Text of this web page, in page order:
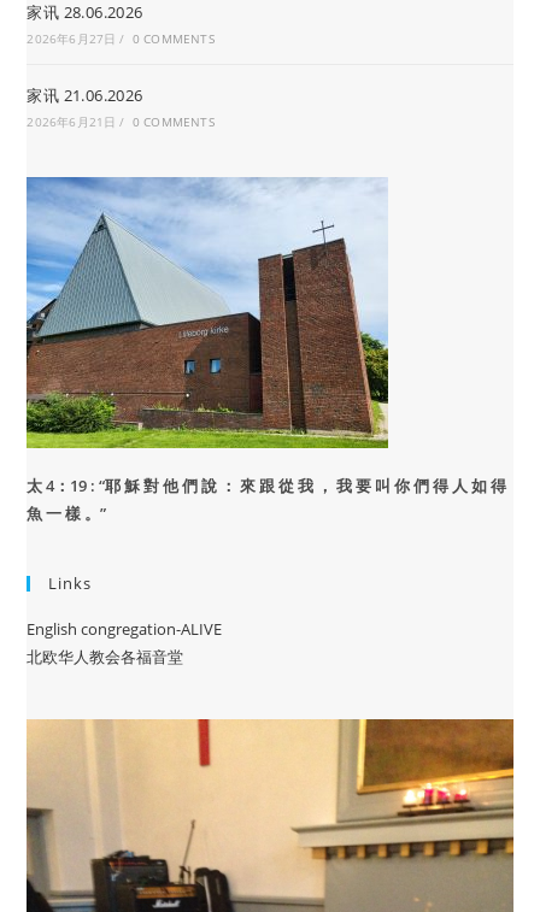
家讯 28.06.2026
2026年6月27日 / 0 COMMENTS
家讯 21.06.2026
2026年6月21日 / 0 COMMENTS
太 4：19 : “耶 穌 對 他 們 說 ： 來 跟 從 我 ， 我 要 叫 你 們 得 人 如 得
魚 一 樣 。”
Links
English congregation-ALIVE
北欧华人教会各福音堂